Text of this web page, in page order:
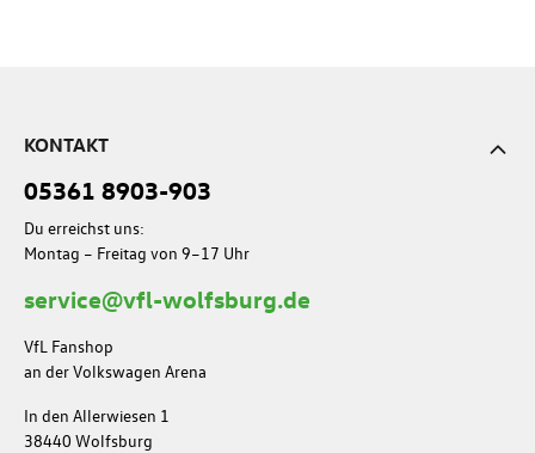
KONTAKT
05361 8903-903
Du erreichst uns:
Montag – Freitag von 9–17 Uhr
service@vfl-wolfsburg.de
VfL Fanshop
an der Volkswagen Arena
In den Allerwiesen 1
38440 Wolfsburg